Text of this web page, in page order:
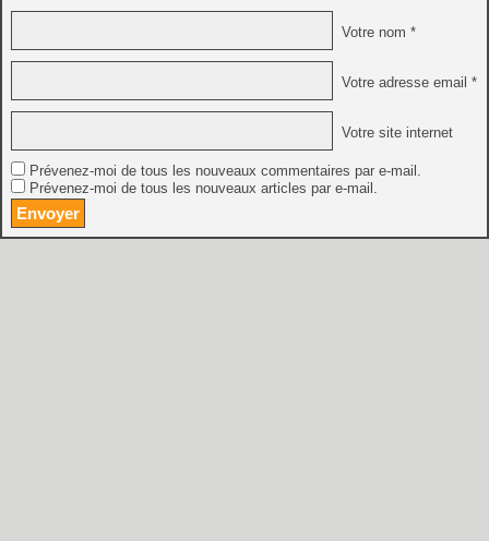
Votre nom *
Votre adresse email *
Votre site internet
Prévenez-moi de tous les nouveaux commentaires par e-mail.
Prévenez-moi de tous les nouveaux articles par e-mail.